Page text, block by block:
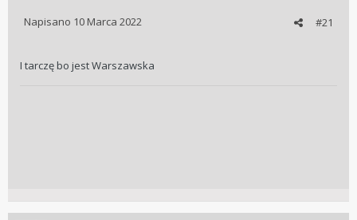
#21
Napisano 10 Marca 2022
I tarczę bo jest Warszawska